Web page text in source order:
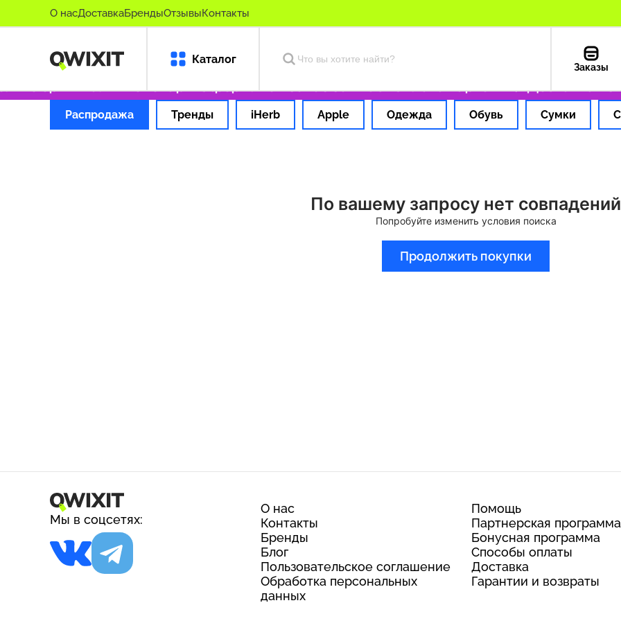
О насДоставкаБрендыОтзывыКонтакты
Каталог
Заказы
оригинальные товары Оформляем заказ за 1 час Оплата картой РФ Доставка из
Распродажа Тренды iHerb Apple Одежда Обувь Сумки
По вашему запросу нет совпадений
Попробуйте изменить условия поиска
Продолжить покупки
Мы в соцсетях:
О нас
Контакты
Бренды
Блог
Пользовательское соглашение
Обработка персональных
данных
Помощь
Партнерская программа
Бонусная программа
Способы оплаты
Доставка
Гарантии и возвраты